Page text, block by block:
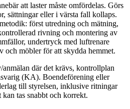
att laster måste omfördelas. Görs
sättningar eller i värsta fall kollaps.
först utredning och mätning,
rivning och montering av
undertryck med luftrenare
möbler för att skydda hemmet.
där det krävs, kontrollplan
(KA). Boendeförening eller
till styrelsen, inklusive ritningar
tas snabbt och korrekt.